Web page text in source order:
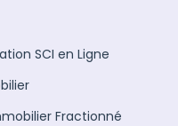
SCI en Ligne
Fractionné